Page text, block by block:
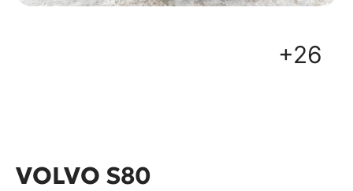
+26
VOLVO S80